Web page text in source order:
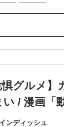
惧グルメ
い / 漫画「
ンディッシュ